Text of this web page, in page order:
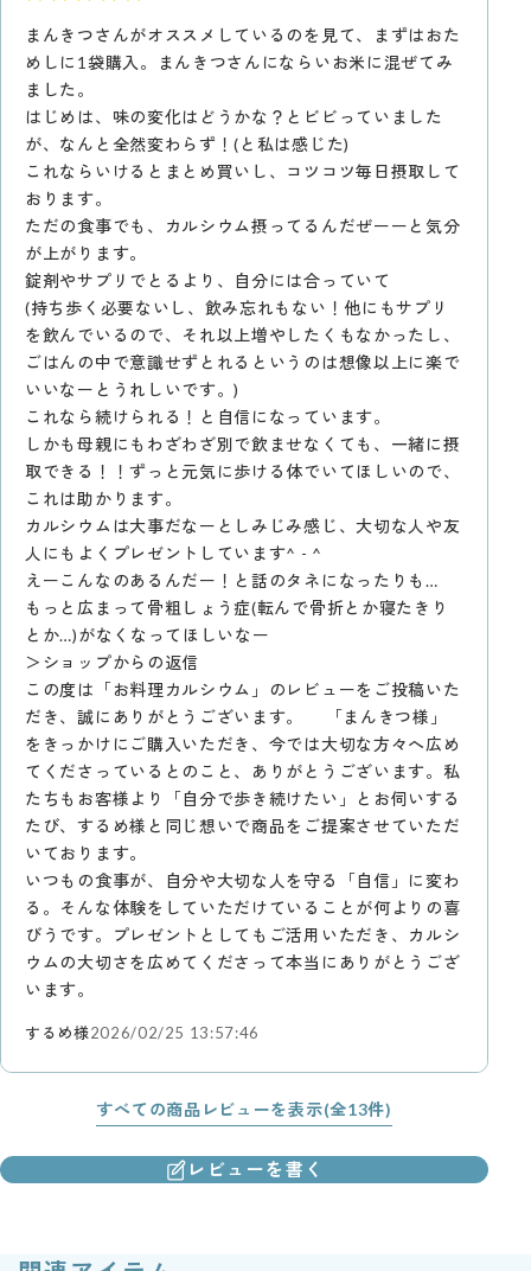
まんきつさんがオススメしているのを見て、まずはおた
めしに1袋購入。まんきつさんにならいお米に混ぜてみ
ました。
はじめは、味の変化はどうかな？とビビっていました
が、なんと全然変わらず！(と私は感じた)
これならいけるとまとめ買いし、コツコツ毎日摂取して
おります。
ただの食事でも、カルシウム摂ってるんだぜーーと気分
が上がります。
錠剤やサプリでとるより、自分には合っていて
(持ち歩く必要ないし、飲み忘れもない！他にもサプリ
を飲んでいるので、それ以上増やしたくもなかったし、
ごはんの中で意識せずとれるというのは想像以上に楽で
いいなーとうれしいです。)
これなら続けられる！と自信になっています。
しかも母親にもわざわざ別で飲ませなくても、一緒に摂
取できる！！ずっと元気に歩ける体でいてほしいので、
これは助かります。
カルシウムは大事だなーとしみじみ感じ、大切な人や友
人にもよくプレゼントしています^ - ^
えーこんなのあるんだー！と話のタネになったりも…
もっと広まって骨粗しょう症(転んで骨折とか寝たきり
とか…)がなくなってほしいなー
＞ショップからの返信
この度は「お料理カルシウム」のレビューをご投稿いた
だき、誠にありがとうございます。 「まんきつ様」
をきっかけにご購入いただき、今では大切な方々へ広め
てくださっているとのこと、ありがとうございます。私
たちもお客様より「自分で歩き続けたい」とお伺いする
たび、するめ様と同じ想いで商品をご提案させていただ
いております。
いつもの食事が、自分や大切な人を守る「自信」に変わ
る。そんな体験をしていただけていることが何よりの喜
びうです。プレゼントとしてもご活用いただき、カルシ
ウムの大切さを広めてくださって本当にありがとうござ
います。
するめ様2026/02/25 13:57:46
すべての商品レビューを表示(全13件)
レビューを書く